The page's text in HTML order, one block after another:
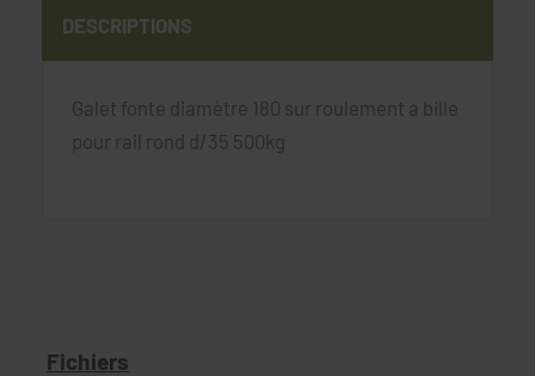
DESCRIPTIONS
Galet fonte diamètre 180 sur roulement a bille
pour rail rond d/35 500kg
Fichiers